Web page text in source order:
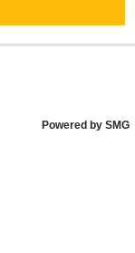
Powered by SMG